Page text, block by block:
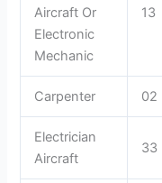
Aircraft Or
Electronic
Mechanic
13
Carpenter 02
Electrician
Aircraft
33